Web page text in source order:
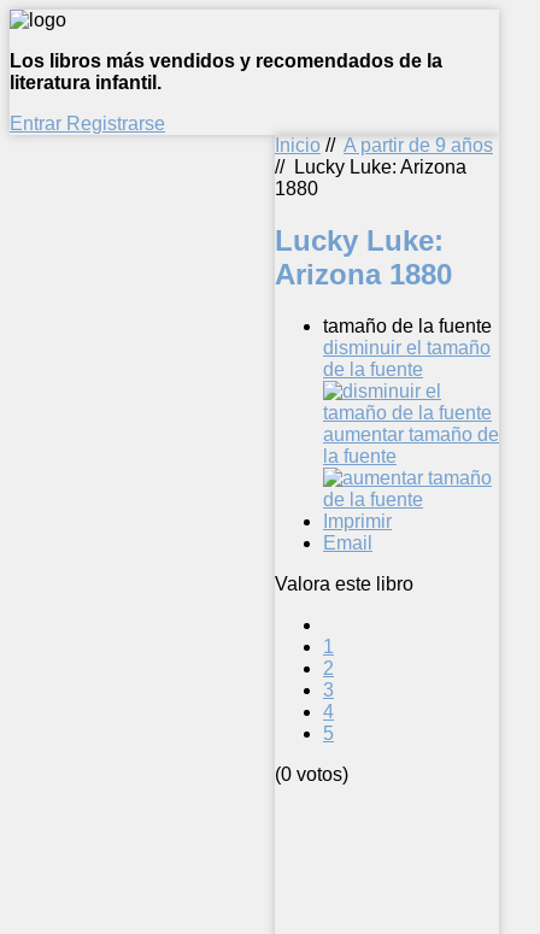
Los libros más vendidos y recomendados de la
literatura infantil.
Entrar Registrarse
Inicio // A partir de 9 años
// Lucky Luke: Arizona
1880
Lucky Luke:
Arizona 1880
tamaño de la fuente
disminuir el tamaño
de la fuente
aumentar tamaño de
la fuente
Imprimir
Email
Valora este libro
1
2
3
4
5
(0 votos)